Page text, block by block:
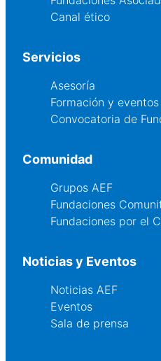
Canal ético
Servicios
Asesoría
Formación y eventos
Convocatoria de
Comunidad
Grupos AEF
Fundaciones
Fundaciones por el
Noticias y Eventos
Noticias AEF
Eventos
Sala de prensa